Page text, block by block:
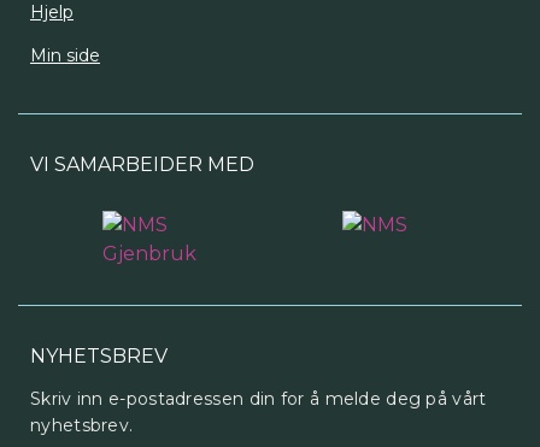
Hjelp
Min side
VI SAMARBEIDER MED
NYHETSBREV
Skriv inn e-postadressen din for å melde deg på vårt
nyhetsbrev.